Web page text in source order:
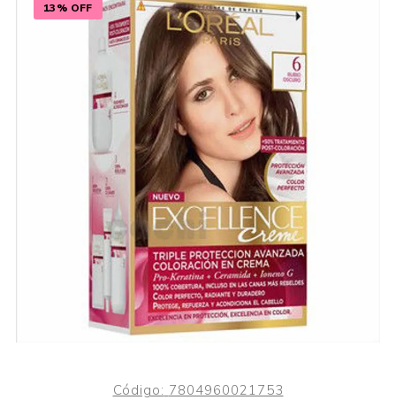
13% OFF
Código: 7804960021753